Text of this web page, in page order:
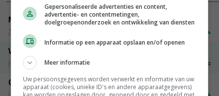
Magere melkpoeder
Zuivel NL
Vleeskuikens 2001-2600 gr
Barneveld
Gerst
Gepersonaliseerde advertenties en content,
advertentie- en contentmetingen,
doelgroepenonderzoek en ontwikkeling van diensten
Informatie op een apparaat opslaan en/of openen
Meer informatie
Uw persoonsgegevens worden verwerkt en informatie van uw
apparaat (cookies, unieke ID's en andere apparaatgegevens)